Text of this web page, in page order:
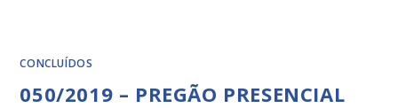
CONCLUÍDOS
050/2019 – PREGÃO PRESENCIAL